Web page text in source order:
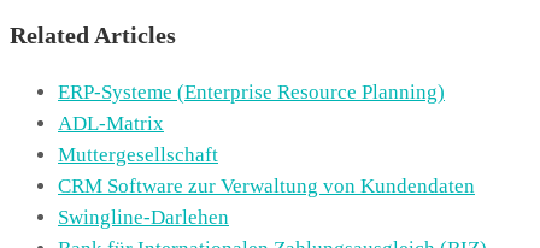
Related Articles
ERP-Systeme (Enterprise Resource Planning)
ADL-Matrix
Muttergesellschaft
CRM Software zur Verwaltung von Kundendaten
Swingline-Darlehen